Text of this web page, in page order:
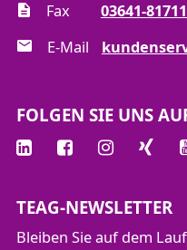
Fax
03641-
E-Mail
FOLGEN SIE UNS
TEAG-NEWSLETTER
Bleiben Sie auf dem